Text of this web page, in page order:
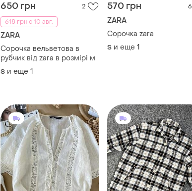
650 грн
2
618 грн с 10 авг.
ZARA
Сорочка вельветова в
рубчик від zara в розмірі м
S и еще 1
570 грн 6
ZARA
Сорочка zara
S и еще 1